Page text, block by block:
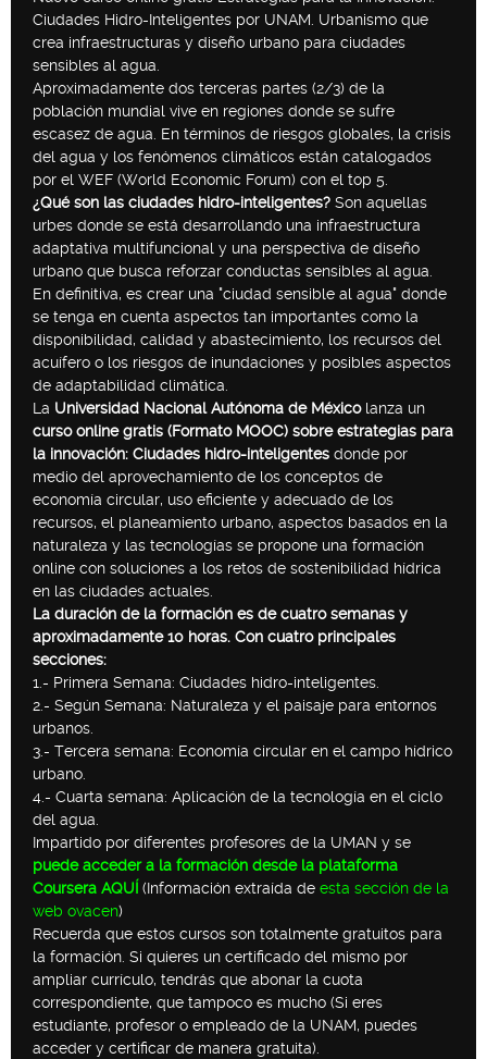
Ciudades Hidro-Inteligentes por UNAM. Urbanismo que
crea infraestructuras y diseño urbano para ciudades
sensibles al agua.
Aproximadamente dos terceras partes (2/3) de la
población mundial vive en regiones donde se sufre
escasez de agua. En términos de riesgos globales, la crisis
del agua y los fenómenos climáticos están catalogados
por el WEF (World Economic Forum) con el top 5.
¿Qué son las ciudades hidro-inteligentes? Son aquellas
urbes donde se está desarrollando una infraestructura
adaptativa multifuncional y una perspectiva de diseño
urbano que busca reforzar conductas sensibles al agua.
En definitiva, es crear una "ciudad sensible al agua" donde
se tenga en cuenta aspectos tan importantes como la
disponibilidad, calidad y abastecimiento, los recursos del
acuífero o los riesgos de inundaciones y posibles aspectos
de adaptabilidad climática.
La Universidad Nacional Autónoma de Méxicolanza un
curso online gratis (Formato MOOC) sobre estrategias para
la innovación: Ciudades hidro-inteligentes donde por
medio del aprovechamiento de los conceptos de
economía circular, uso eficiente y adecuado de los
recursos, el planeamiento urbano, aspectos basados en la
naturaleza y las tecnologías se propone una formación
online con soluciones a los retos de sostenibilidad hídrica
en las ciudades actuales.
La duración de la formación es de cuatro semanas y
aproximadamente 10 horas. Con cuatro principales
secciones:
1.- Primera Semana: Ciudades hidro-inteligentes.
2.- Según Semana: Naturaleza y el paisaje para entornos
urbanos.
3.- Tercera semana: Economía circular en el campo hídrico
urbano.
4.- Cuarta semana: Aplicación de la tecnología en el ciclo
del agua.
Impartido por diferentes profesores de la UMAN y se
puede acceder a la formación desde la plataforma
Coursera AQUÍ (Información extraída de esta sección de la
web ovacen)
Recuerda que estos cursos son totalmente gratuitos para
la formación. Si quieres un certificado del mismo por
ampliar currículo, tendrás que abonar la cuota
correspondiente, que tampoco es mucho (Si eres
estudiante, profesor o empleado de la UNAM, puedes
acceder y certificar de manera gratuita).